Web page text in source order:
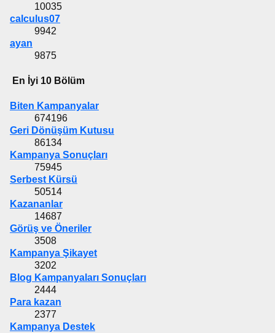
10035
calculus07
9942
ayan
9875
En İyi 10 Bölüm
Biten Kampanyalar
674196
Geri Dönüşüm Kutusu
86134
Kampanya Sonuçları
75945
Serbest Kürsü
50514
Kazananlar
14687
Görüş ve Öneriler
3508
Kampanya Şikayet
3202
Blog Kampanyaları Sonuçları
2444
Para kazan
2377
Kampanya Destek